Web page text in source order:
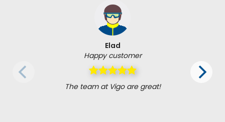
Elad
Happy customer
The team at Vigo are great!